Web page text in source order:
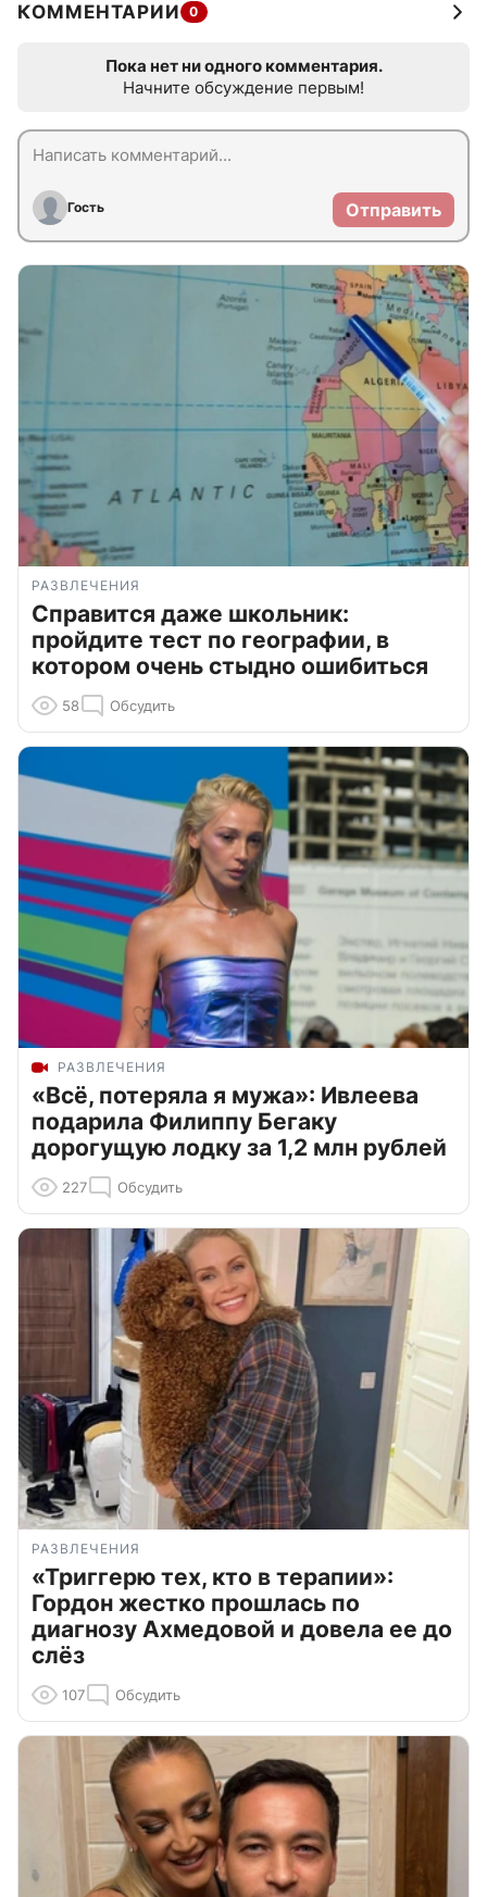
КОММЕНТАРИИ 0
Пока нет ни одного комментария.
Начните обсуждение первым!
Гость Отправить
РАЗВЛЕЧЕНИЯ
Справится даже школьник:
пройдите тест по географии, в
котором очень стыдно ошибиться
58 Обсудить
РАЗВЛЕЧЕНИЯ
«Всё, потеряла я мужа»: Ивлеева
подарила Филиппу Бегаку
дорогущую лодку за 1,2 млн рублей
227 Обсудить
РАЗВЛЕЧЕНИЯ
«Триггерю тех, кто в терапии»:
Гордон жестко прошлась по
диагнозу Ахмедовой и довела ее до
слёз
107 Обсудить